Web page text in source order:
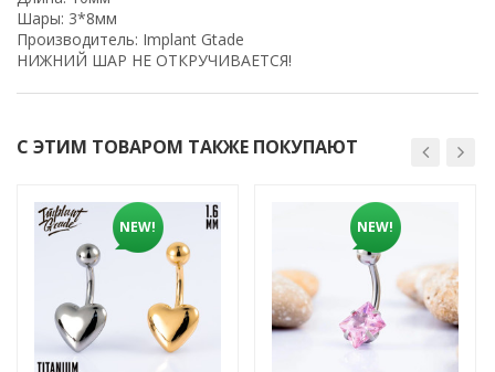
Шары: 3*8мм
Производитель: Implant Gtade
НИЖНИЙ ШАР НЕ ОТКРУЧИВАЕТСЯ!
С ЭТИМ ТОВАРОМ ТАКЖЕ ПОКУПАЮТ
NEW! NEW!